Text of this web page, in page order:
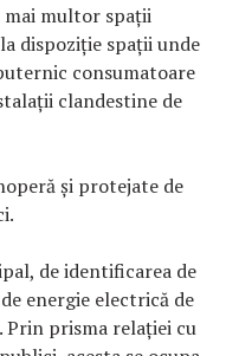
multor spaţii
dispoziţie spaţii unde
consumatoare
clandestine de
şi protejate de
de identificarea de
energie electrică de
prisma relaţiei cu